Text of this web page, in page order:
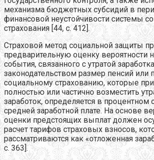
механизма бюджетных субсидий в
финансовой неустойчивости системы
страхования [44, c. 412].
Страховой метод социальной защиты
предварительную оценку вероятности
события, связанного с утратой
законодательством размер пенсий или
социальному страхованию, которые
полностью или частично возместить
заработок, определяется в процентном
средней заработной плате. На основе
оценки предстоящих выплат должен
расчет тарифов страховых взносов,
рассматриваются как «отложенная
c. 363].